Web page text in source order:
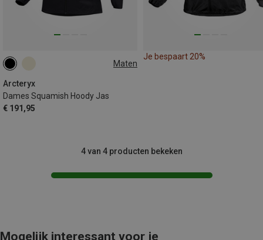
Maten
Arcteryx
Dames Squamish Hoody Jas
€ 191,95
XS
Je bespaart 20%
4 van 4 producten bekeken
Mogelijk interessant voor je